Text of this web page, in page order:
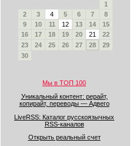
1
2
3 4 5 6 7
8
9
10 11 12 13 14
15
16
17 18 19 20 21
22
23
24 25 26 27 28
29
30
Мы в ТОП 100
Уникальный контент: рерайт,
копирайт, переводы — Адвего
LiveRSS: Каталог русскоязычных
RSS-каналов
Открыть реальный счет